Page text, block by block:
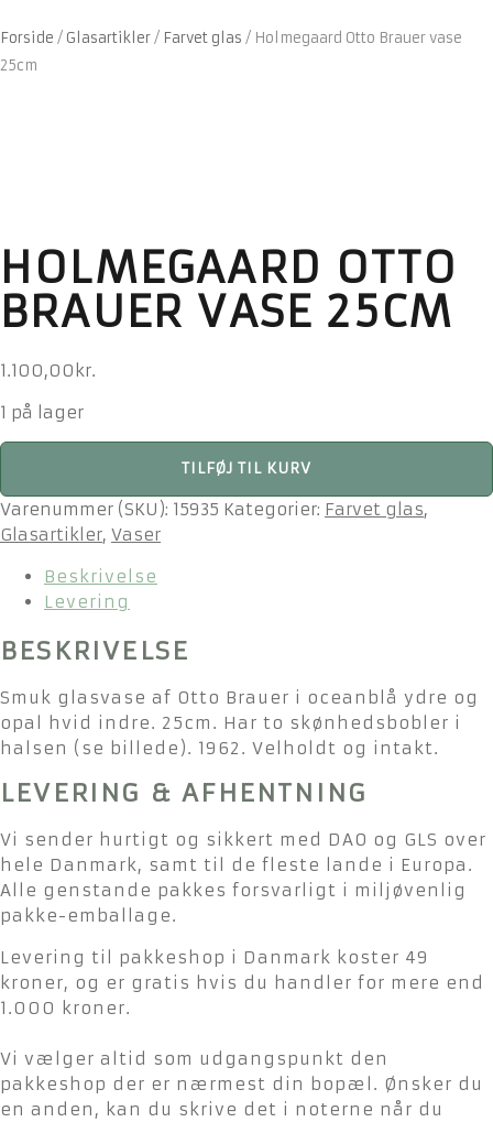
Forside / Glasartikler/ Farvet glas / Holmegaard Otto Brauer vase
25cm
HOLMEGAARD OTTO
BRAUER VASE 25CM
1.100,00 kr.
1 på lager
Holmegaard
Brauer
vase
antal
TILFØJ TIL KURV
Varenummer (SKU): 15935 Kategorier: Farvet glas,
Glasartikler, Vaser
Beskrivelse
Levering
BESKRIVELSE
Smuk glasvase af Otto Brauer i oceanblå ydre og
opal hvid indre. 25cm. Har to skønhedsbobler i
halsen (se billede). 1962. Velholdt og intakt.
LEVERING & AFHENTNING
Vi sender hurtigt og sikkert med DAO og GLS over
hele Danmark, samt til de fleste lande i Europa.
Alle genstande pakkes forsvarligt i miljøvenlig
pakke-emballage.
Levering til pakkeshop i Danmark koster 49
kroner, og er gratis hvis du handler for mere end
1.000 kroner.
Vi vælger altid som udgangspunkt den
pakkeshop der er nærmest din bopæl. Ønsker du
en anden, kan du skrive det i noterne når du